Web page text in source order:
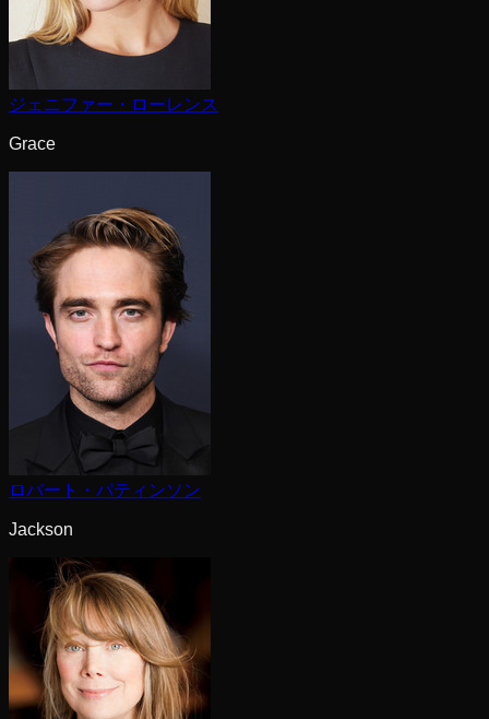
ジェニファー・ローレンス
Grace
ロバート・パティンソン
Jackson